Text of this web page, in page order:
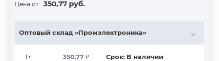
Цена от: 350,77 руб.
Оптовый склад «Промэлектроника»
1+ 350,77₽ Срок: В наличии